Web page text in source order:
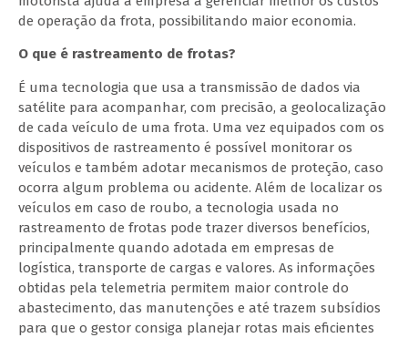
de operação da frota, possibilitando maior economia.
O que é rastreamento de frotas?
É uma tecnologia que usa a transmissão de dados via
satélite para acompanhar, com precisão, a geolocalização
de cada veículo de uma frota. Uma vez equipados com os
dispositivos de rastreamento é possível monitorar os
veículos e também adotar mecanismos de proteção, caso
ocorra algum problema ou acidente. Além de localizar os
veículos em caso de roubo, a tecnologia usada no
rastreamento de frotas pode trazer diversos benefícios,
principalmente quando adotada em empresas de
logística, transporte de cargas e valores. As informações
obtidas pela telemetria permitem maior controle do
abastecimento, das manutenções e até trazem subsídios
para que o gestor consiga planejar rotas mais eficientes